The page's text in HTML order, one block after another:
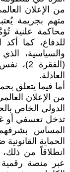
من الإعلان
متهم بجريمة
محاكمة علنية
للدفاع، كما أكد
(الفقرة
العادلة.
الدولي الخاص
تدخل تعسفي أو
المساس
الحماية
انطلاقاً من
عبر منصة رقمية